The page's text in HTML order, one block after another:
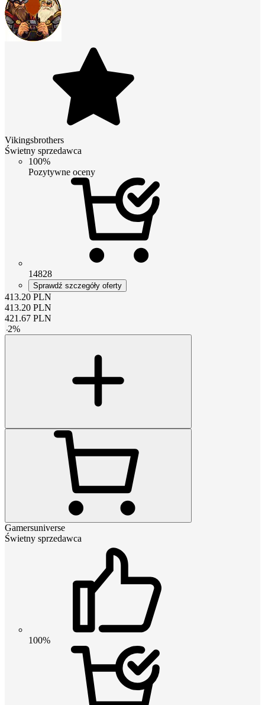
Vikingsbrothers
Świetny sprzedawca
100%
Pozytywne oceny
14828
Sprawdź szczegóły oferty
413.20 PLN
413.20 PLN
421.67 PLN
-2%
Gamersuniverse
Świetny sprzedawca
100%